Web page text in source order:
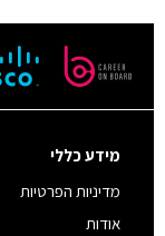
מידע כללי
מדיניות הפרטיות
אודות